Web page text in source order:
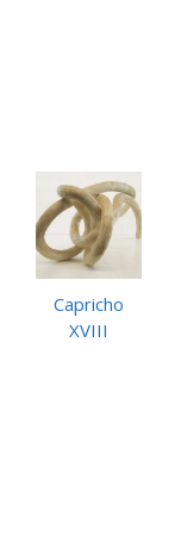
Capricho
XVIII